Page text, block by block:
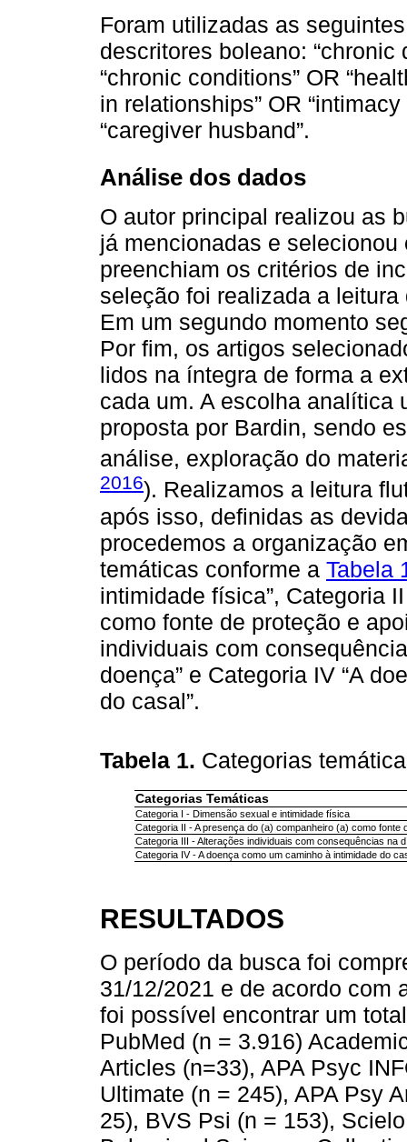
Foram utilizadas as
descritores boleano: “chronic
“chronic conditions” OR
in relationships” OR
“caregiver husband”.
Análise dos dados
O autor principal realizou as
já mencionadas e
preenchiam os critérios de
seleção foi realizada a
Em um segundo momento
Por fim, os artigos
lidos na íntegra de forma a
cada um. A escolha analítica
proposta por Bardin, sendo
análise, exploração do
2016). Realizamos a leitura
após isso, definidas as
procedemos a organização
temáticas conforme a Tabela
intimidade física”, Categoria
como fonte de proteção e
individuais com
doença” e Categoria IV “A
do casal”.
Tabela 1. Categorias
Categorias Temáticas
Categoria I - Dimensão sexual e intimidade física
Categoria II - A presença do (a) companheiro (a) como fonte
Categoria III - Alterações individuais com consequências na
Categoria IV - A doença como um caminho à intimidade do
RESULTADOS
O período da busca foi
31/12/2021 e de acordo com
foi possível encontrar um
PubMed (n = 3.916)
Articles (n=33), APA Psyc
Ultimate (n = 245), APA Psy
25), BVS Psi (n = 153),